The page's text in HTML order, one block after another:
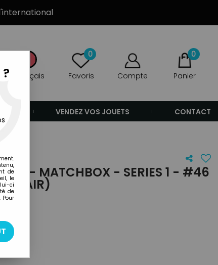
Français
0
Favoris Compte
0
Panier
VENDEZ VOS JOUETS CONTACT
- MATCHBOX - SERIES 1 - #46
CLAIR)
de
le
ci
de